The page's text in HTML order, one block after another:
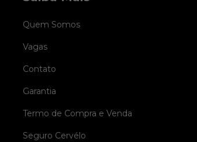
Quem Somos
Vagas
Contato
Garantia
Termo de Compra e Venda
Seguro Cervélo